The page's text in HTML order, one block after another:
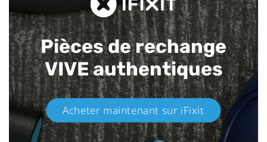
Pièces de rechange
VIVE authentiques​
Acheter maintenant sur iFixit​